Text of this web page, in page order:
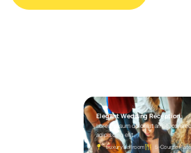
Elegant Wedding Reception
Lorem ipsum dolor sit amet,
adipiscing elit.
Luxury Ballroom 5-Course